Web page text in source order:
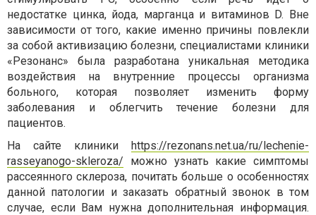
недостатке цинка, йода, марганца и витаминов D. Вне
зависимости от того, какие именно причины повлекли
за собой активизацию болезни, специалистами клиники
«Резонанс» была разработана уникальная методика
воздействия на внутренние процессы организма
больного, которая позволяет изменить форму
заболевания и облегчить течение болезни для
пациентов.
На сайте клиники https://rezonans.net.ua/ru/lechenie-
rasseyanogo-skleroza/ можно узнать какие симптомы
рассеянного склероза, почитать больше о особенностях
данной патологии и заказать обратный звонок в том
случае, если Вам нужна дополнительная информация.